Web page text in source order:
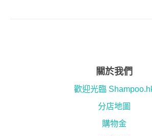
關於我們
歡迎光臨
分店地圖
購物金